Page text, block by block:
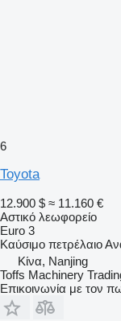
6
Toyota
12.900 $ ≈ 11.160 €
Αστικό λεωφορείο
Euro 3
Καύσιμο πετρέλαιο
Κίνα, Nanjing
Toffs Machinery
Επικοινωνία με τον